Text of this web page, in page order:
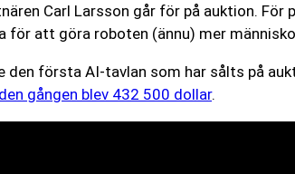
Carl Larsson går för på auktion.
för att göra roboten (ännu) mer
den första AI-tavlan som har sålts på
gången blev 432 500 dollar.